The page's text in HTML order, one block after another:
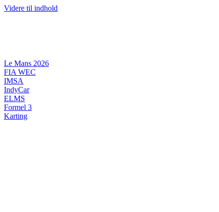
Videre til indhold
Le Mans 2026
FIA WEC
IMSA
IndyCar
ELMS
Formel 3
Karting